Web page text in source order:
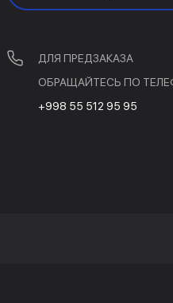
ДЛЯ ПРЕДЗАКАЗА
ОБРАЩАЙТЕСЬ ПО
+998 55 512 95 95